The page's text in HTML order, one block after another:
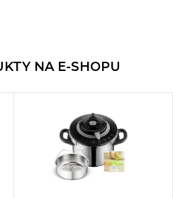
NA E-SHOPU